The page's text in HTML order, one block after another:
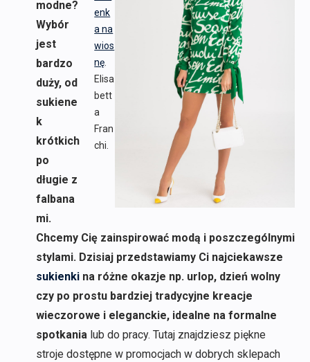
enk
a na
wios
nę.
Elisa
bett
a
Fran
chi.
modne?
Wybór
jest
bardzo
duży, od
sukiene
k
krótkich
po
długie z
falbana
mi.
Chcemy Cię zainspirować modą i poszczególnymi
stylami. Dzisiaj przedstawiamy Ci najciekawsze
sukienkina różne okazje np. urlop, dzień wolny
czy po prostu bardziej tradycyjne kreacje
wieczorowe i eleganckie, idealne na formalne
spotkanialub do pracy. Tutaj znajdziesz piękne
stroje dostępne w promocjach w dobrych sklepach